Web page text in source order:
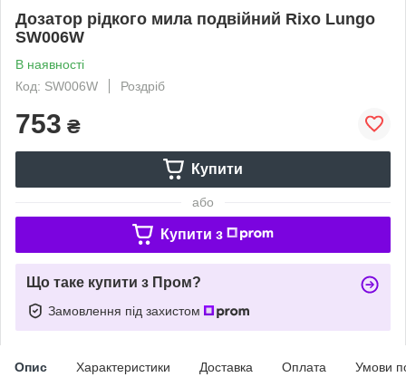
Дозатор рідкого мила подвійний Rixo Lungo
SW006W
В наявності
Код: SW006W
Роздріб
753 ₴
Купити
або
Купити з
Що таке купити з Пром?
Замовлення під захистом
Опис Характеристики Доставка Оплата Умови